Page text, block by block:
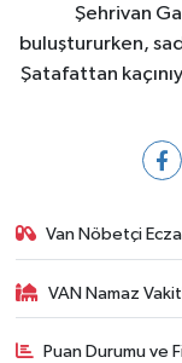
Şehrivan
buluştururken,
Şatafattan
Van Nöbetçi
VAN Namaz
Puan Durumu ve